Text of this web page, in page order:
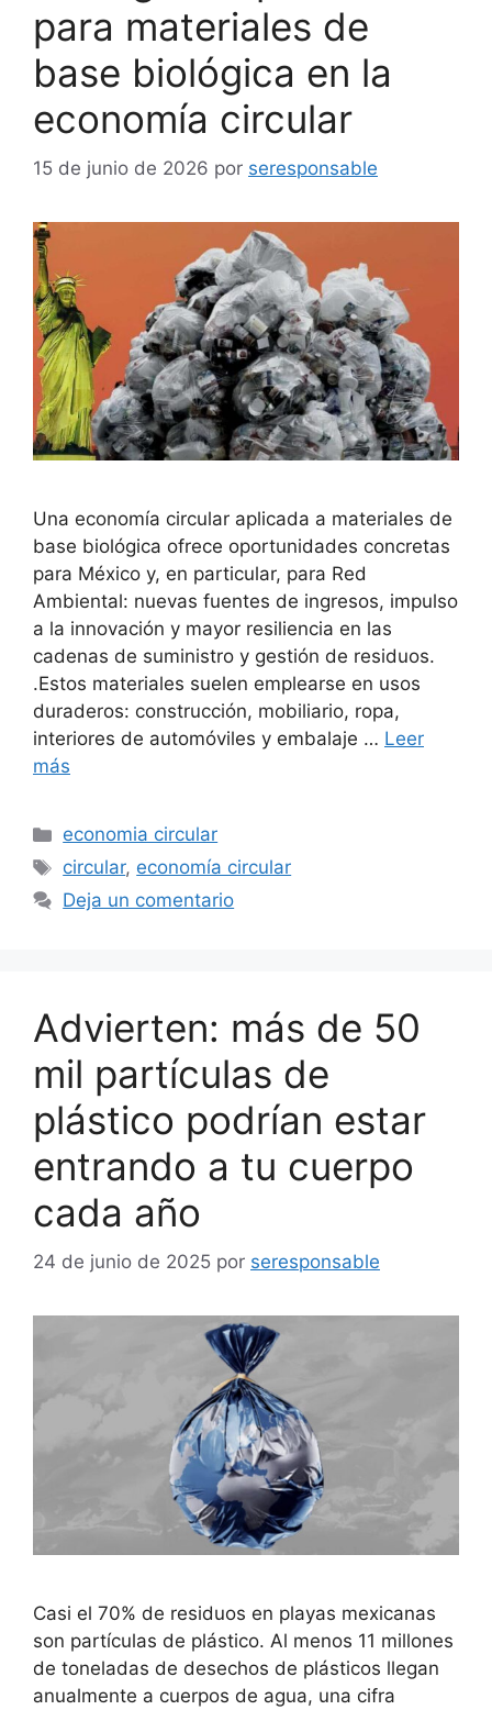
para materiales de
base biológica en la
economía circular
15 de junio de 2026 por seresponsable
Una economía circular aplicada a materiales de
base biológica ofrece oportunidades concretas
para México y, en particular, para Red
Ambiental: nuevas fuentes de ingresos, impulso
a la innovación y mayor resiliencia en las
cadenas de suministro y gestión de residuos.
.Estos materiales suelen emplearse en usos
duraderos: construcción, mobiliario, ropa,
interiores de automóviles y embalaje … Leer
más
Categorías
economia circular
Etiquetas
circular, economía circular
Deja un comentario
Advierten: más de 50
mil partículas de
plástico podrían estar
entrando a tu cuerpo
cada año
24 de junio de 2025 por seresponsable
Casi el 70% de residuos en playas mexicanas
son partículas de plástico. Al menos 11 millones
de toneladas de desechos de plásticos llegan
anualmente a cuerpos de agua, una cifra